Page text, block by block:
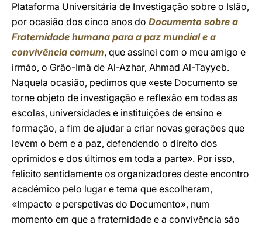
Plataforma Universitária de Investigação sobre o Islão,
por ocasião dos cinco anos do Documento sobre a
Fraternidade humana para a paz mundial e a
convivência comum, que assinei com o meu amigo e
irmão, o Grão-Imã de Al-Azhar, Ahmad Al-Tayyeb.
Naquela ocasião, pedimos que «este Documento se
torne objeto de investigação e reflexão em todas as
escolas, universidades e instituições de ensino e
formação, a fim de ajudar a criar novas gerações que
levem o bem e a paz, defendendo o direito dos
oprimidos e dos últimos em toda a parte». Por isso,
felicito sentidamente os organizadores deste encontro
académico pelo lugar e tema que escolheram,
«Impacto e perspetivas do Documento», num
momento em que a fraternidade e a convivência são